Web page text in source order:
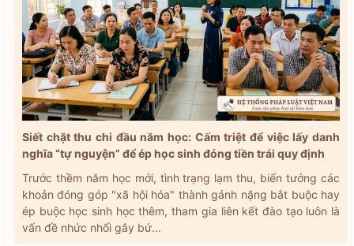
Siết chặt thu chi đầu năm học: Cấm triệt để việc lấy danh
nghĩa “tự nguyện” để ép học sinh đóng tiền trái quy định
Trước thềm năm học mới, tình trạng lạm thu, biến tướng các
khoản đóng góp "xã hội hóa" thành gánh nặng bắt buộc hay
ép buộc học sinh học thêm, tham gia liên kết đào tạo luôn là
vấn đề nhức nhối gây bứ...